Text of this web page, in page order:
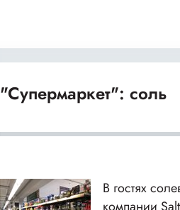
"Супермаркет": соль
В гостях
компании